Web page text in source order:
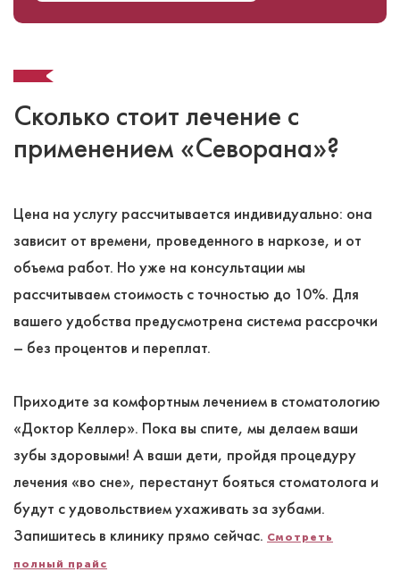
Сколько стоит лечение с
применением «Севорана»?
Цена на услугу рассчитывается индивидуально: она
зависит от времени, проведенного в наркозе, и от
объема работ. Но уже на консультации мы
рассчитываем стоимость с точностью до 10%. Для
вашего удобства предусмотрена система рассрочки
– без процентов и переплат.
Приходите за комфортным лечением в стоматологию
«Доктор Келлер». Пока вы спите, мы делаем ваши
зубы здоровыми! А ваши дети, пройдя процедуру
лечения «во сне», перестанут бояться стоматолога и
будут с удовольствием ухаживать за зубами.
Запишитесь в клинику прямо сейчас. Смотреть
полный прайс